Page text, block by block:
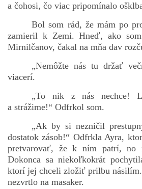
a čohosi, čo viac pripomínalo
Bol som rád, že mám po
zamieril k Zemi. Hneď, ako
Mirnilčanov, čakal na mňa dav
„Nemôžte nás tu držať
viacerí.
„To nik z nás nechce!
a strážime!“ Odfrkol som.
„Ak by si nezničil
dostatok zásob!“ Odfrkla Ayra,
pretvarovať, že k ním patrí, no
Dokonca sa niekoľkokrát
ktorí jej chceli zložiť prilbu
nezvrtlo na masaker.